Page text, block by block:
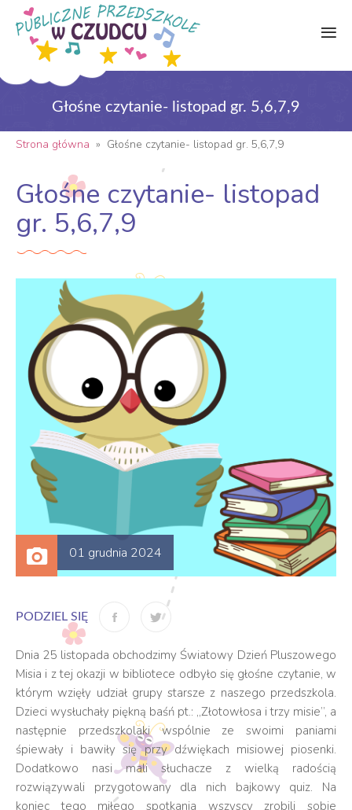
Głośne czytanie- listopad gr. 5,6,7,9
Strona główna » Głośne czytanie- listopad gr. 5,6,7,9
Głośne czytanie- listopad
gr. 5,6,7,9
01 grudnia 2024
PODZIEL SIĘ
Dnia 25 listopada obchodzimy Światowy Dzień Pluszowego
Misia i ztej okazji w bibliotece odbyło się głośne czytanie, w
którym wzięły udział grupy starsze z naszego przedszkola.
Dzieci wysłuchały piękną baśń pt.: „Złotowłosa i trzy misie”, a
następnie przedszkolaki wspólnie ze swoimi paniami
śpiewały i bawiły się przy dźwiękach misiowej piosenki.
Dodatkowo nasi mali słuchacze z wielką radością
rozwiązywali przygotowany dla nich bajkowy quiz. Na
koniec tego miłego spotkania wszyscy zrobili sobie